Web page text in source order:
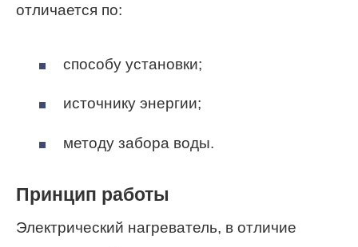
отличается по:
способу установки;
источнику энергии;
методу забора воды.
Принцип работы
Электрический нагреватель, в отличие